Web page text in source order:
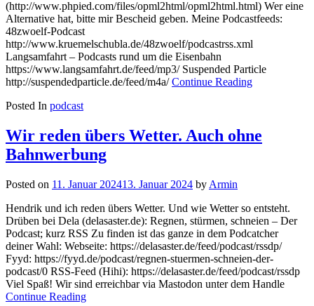
(http://www.phpied.com/files/opml2html/opml2html.html) Wer eine
Alternative hat, bitte mir Bescheid geben. Meine Podcastfeeds:
48zwoelf-Podcast
http://www.kruemelschubla.de/48zwoelf/podcastrss.xml
Langsamfahrt – Podcasts rund um die Eisenbahn
https://www.langsamfahrt.de/feed/mp3/ Suspended Particle
http://suspendedparticle.de/feed/m4a/Continue Reading
Posted In podcast
Wir reden übers Wetter. Auch ohne
Bahnwerbung
Posted on 11. Januar 202413. Januar 2024 by Armin
Hendrik und ich reden übers Wetter. Und wie Wetter so entsteht.
Drüben bei Dela (delasaster.de): Regnen, stürmen, schneien – Der
Podcast; kurz RSS Zu finden ist das ganze in dem Podcatcher
deiner Wahl: Webseite: https://delasaster.de/feed/podcast/rssdp/
Fyyd: https://fyyd.de/podcast/regnen-stuermen-schneien-der-
podcast/0 RSS-Feed (Hihi): https://delasaster.de/feed/podcast/rssdp
Viel Spaß! Wir sind erreichbar via Mastodon unter dem Handle
Continue Reading